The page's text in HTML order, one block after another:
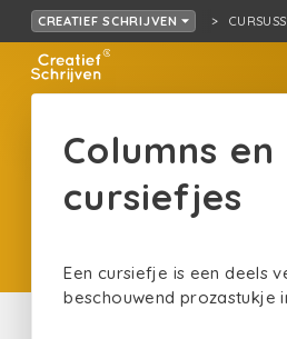
CREATIEF SCHRIJVEN
Columns en
cursiefjes
Een cursiefje is een deels
beschouwend prozastukje